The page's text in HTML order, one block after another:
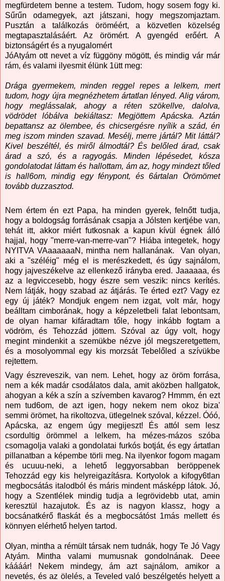
megfürdetem benne a testem. Tudom, hogy sosem fogy ki.
Sűrűn odamegyek, azt játszani, hogy megszomjaztam.
Pusztán a találkozás öröméért, a közvetlen közelség
megtapasztalásáért. Az örömért. A gyengéd erőért. A
biztonságért és a nyugalomért
JóAtyám ott nevet a víz függöny mögött, és mindig vár már
rám, és valami ilyesmit élünk 1ütt meg:
Drága gyermekem, minden reggel repes a lelkem, mert
tudom, hogy újra megnézhetem ártatlan lényed. Alig várom,
hogy meglássalak, ahogy a réten szökellve, dalolva,
vödrödet lóbálva bekiáltasz: Megjöttem Apácska. Aztán
bepattansz az ölembee, és chicsergésre nyílik a szád, én
meg iszom minden szavad. Mesélj, merre jártál? Mit láttál?
Kivel beszéltél, és miről álmodtál? És belőled árad, csak
árad a szó, és a ragyogás. Minden lépésedet, kósza
gondolatodat láttam és hallottam, ám az, hogy mindezt tőled
is hall6om, mindig egy fénypont, és 6ártalan Örömömet
tovább duzzasztod.
Nem értem én ezt Papa, ha minden gyerek, felnőtt tudja,
hogy a boldogság forrásának csapja a JóIsten kertjébe van,
tehát itt, akkor miért futkosnak a kapun kívül égnek álló
hajjal, hogy "merre-van-merre-van"? Hiába integetek, hogy
NYITVA VAaaaaaaN, mintha nem hallanának. Van olyan,
aki a "széléig" még el is merészkedett, és úgy sajnálom,
hogy jajveszékelve az ellenkező irányba ered. Jaaaaaa, és
az a legviccesebb, hogy észre sem veszik: nincs kerítés.
Nem látják, hogy szabad az átjárás. Te érted ezt? Vagy ez
egy új játék? Mondjuk engem nem izgat, volt már, hogy
beálltam cimborának, hogy a képzeletbeli falat lebontsam,
de olyan hamar kifáradtam tőle, hogy inkább fogtam a
vödröm, és Tehozzád jöttem. Szóval az úgy volt, hogy
megint mindenkit a szemükbe nézve jól megszeretgettem,
és a mosolyommal egy kis morzsát Tebelőled a szívükbe
rejtettem.
Vagy észreveszik, van nem. Lehet, hogy az öröm forrása,
nem a kék madár csodálatos dala, amit aközben hallgatok,
ahogyan a kék a szín a szívemben kavarog? Hmmm, én ezt
nem tud6om, de azt igen, hogy nekem nem okoz biza'
semmi örömet, ha rikoltozva, ütlegelnek szóval, kézzel. Óóó,
Apácska, az engem úgy megijeszt! És attól sem lesz
csordultig örömmel a lelkem, ha mézes-mázos szóba
csomagolja valaki a gondolatai furkós botját, és egy ártatlan
pillanatban a képembe törli meg. Na ilyenkor fogom magam
és ucuuu-neki, a lehető leggyorsabban beröppenek
Tehozzád egy kis helyreigazításra. Kortyolok a kifogy6tlan
megbocsátás italodból és máris mindent másképp látok. Jó,
hogy a Szentlélek mindig tudja a legrövidebb utat, amin
keresztül hazajutok. És az is nagyon klassz, hogy a
bocsánatkérő flaskát és a megbocsátóst 1más mellett és
könnyen elérhető helyen tartod.
Olyan, mintha a rémült társak nem tudnák, hogy Te Jó Vagy
Atyám. Mintha valami mumusnak gondolnának. Deee
káááár! Nekem mindegy, ám azt sajnálom, amikor a
nevetés, és az ölelés, a Teveled való beszélgetés helyett a